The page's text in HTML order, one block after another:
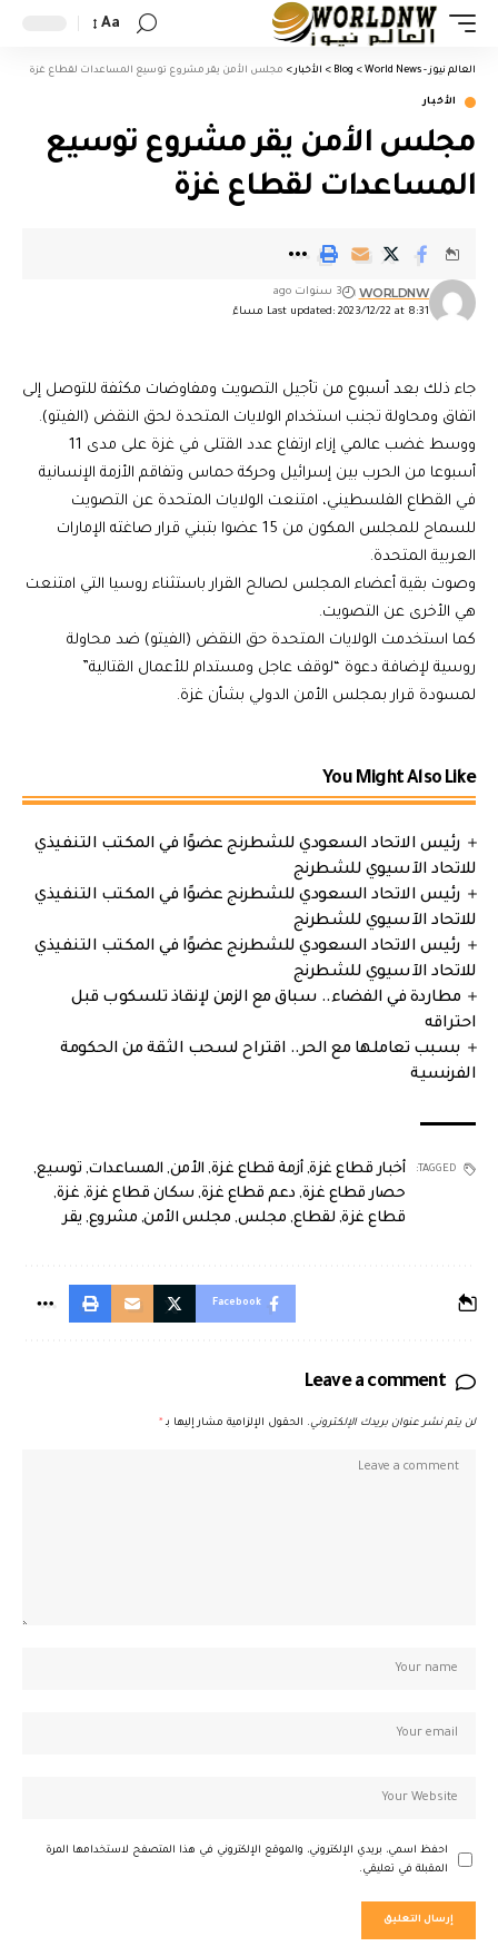
Aa
العالم نيوز - World News >
Blog
> الأخبار > مجلس الأمن يقر مشروع توسيع المساعدات لقطاع غزة
الأخبار
مجلس الأمن يقر مشروع توسيع
المساعدات لقطاع غزة
Last updated: 2023/12/22 at 8:31 مساءً
WORLDNW 3 سنوات ago
جاء ذلك بعد أسبوع من تأجيل التصويت ومفاوضات مكثفة للتوصل إلى
اتفاق ومحاولة تجنب استخدام الولايات المتحدة لحق النقض (الفيتو).
ووسط غضب عالمي إزاء ارتفاع عدد القتلى في غزة على مدى 11
أسبوعا من الحرب بين إسرائيل وحركة حماس وتفاقم الأزمة الإنسانية
في القطاع الفلسطيني، امتنعت الولايات المتحدة عن التصويت
للسماح للمجلس المكون من 15 عضوا بتبني قرار صاغته الإمارات
العربية المتحدة.
وصوت بقية أعضاء المجلس لصالح القرار باستثناء روسيا التي امتنعت
هي الأخرى عن التصويت.
كما استخدمت الولايات المتحدة حق النقض (الفيتو) ضد محاولة
روسية لإضافة دعوة “لوقف عاجل ومستدام للأعمال القتالية”
لمسودة قرار بمجلس الأمن الدولي بشأن غزة.
You Might Also Like
رئيس الاتحاد السعودي للشطرنج عضوًا في المكتب التنفيذي
للاتحاد الآسيوي للشطرنج
رئيس الاتحاد السعودي للشطرنج عضوًا في المكتب التنفيذي
للاتحاد الآسيوي للشطرنج
رئيس الاتحاد السعودي للشطرنج عضوًا في المكتب التنفيذي
للاتحاد الآسيوي للشطرنج
مطاردة في الفضاء.. سباق مع الزمن لإنقاذ تلسكوب قبل
احتراقه
بسبب تعاملها مع الحر.. اقتراح لسحب الثقة من الحكومة
الفرنسية
TAGGED: أخبار قطاع غزة, أزمة قطاع غزة, الأمن, المساعدات, توسيع,
حصار قطاع غزة, دعم قطاع غزة, سكان قطاع غزة, غزة,
قطاع غزة, لقطاع, مجلس, مجلس الأمن, مشروع, يقر
Facebook
Leave a comment
لن يتم نشر عنوان بريدك الإلكتروني. الحقول الإلزامية مشار إليها بـ *
احفظ اسمي، بريدي الإلكتروني، والموقع الإلكتروني في هذا المتصفح لاستخدامها المرة
المقبلة في تعليقي.